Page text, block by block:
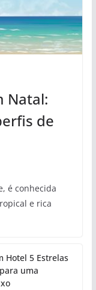
Natal:
de
é conhecida
e rica
Hotel 5 Estrelas
uma